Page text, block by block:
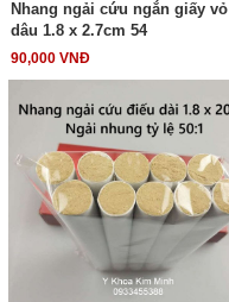
Nhang ngải cứu ngắn giấy vỏ
dâu 1.8 x 2.7cm 54
90,000 VNĐ